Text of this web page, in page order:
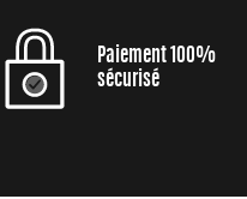
Paiement 100%
sécurisé